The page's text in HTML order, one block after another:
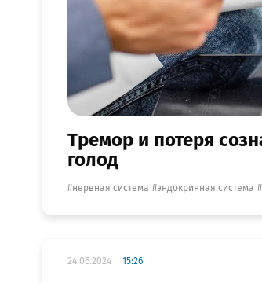
Тремор и потеря
голод
нервная система эндокринная система
24.06.2024 15:26